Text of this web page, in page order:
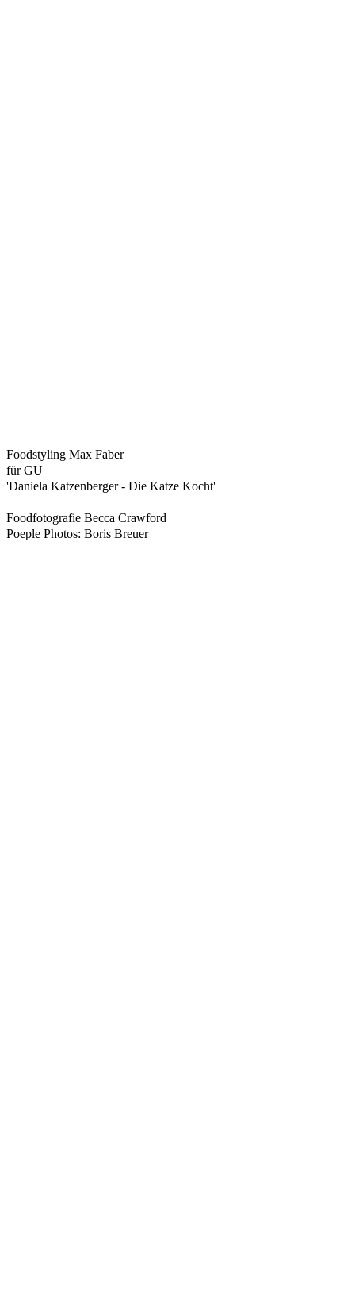
Foodstyling Max Faber
für GU
'Daniela Katzenberger - Die Katze Kocht'
Foodfotografie Becca Crawford
Poeple Photos: Boris Breuer